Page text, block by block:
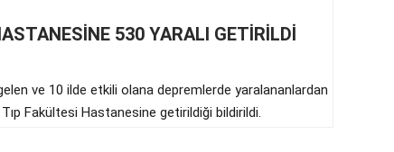
530 YARALI GETİRİLDİ
ve 10 ilde etkili olana depremlerde yaralananlardan
Fakültesi Hastanesine getirildiği bildirildi.